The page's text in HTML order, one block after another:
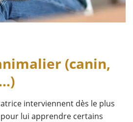
(canin,
interviennent dès le plus
lui apprendre certains